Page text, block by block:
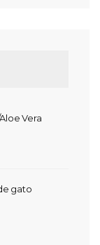
Vera
gato